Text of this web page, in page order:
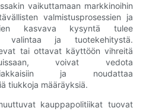
vaikuttamaan markkinoihin
valmistusprosessien ja
kasvava kysyntä tulee
valintaa ja tuotekehitystä.
tai ottavat käyttöön vihreitä
voivat vedota
ja noudattaa
tiukkoja määräyksiä.
kauppapolitiikat tuovat